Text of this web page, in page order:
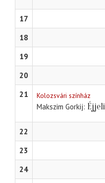
17
18
19
20
21
Kolozsvári színház
Makszim Gorkij
22
23
24